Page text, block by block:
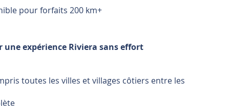
pour forfaits 200 km+
une expérience Riviera sans effort
toutes les villes et villages côtiers entre les